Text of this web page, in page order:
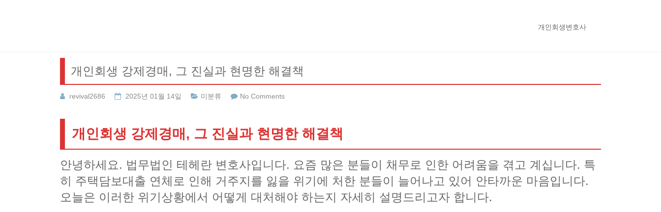
개인회생변호사
개인회생 강제경매, 그 진실과 현명한 해결책
revival2686 2025년 01월 14일 미분류 No Comments
개인회생 강제경매, 그 진실과 현명한 해결책
안녕하세요. 법무법인 테헤란 변호사입니다. 요즘 많은 분들이 채무로 인한 어려움을 겪고 계십니다. 특
히 주택담보대출 연체로 인해 거주지를 잃을 위기에 처한 분들이 늘어나고 있어 안타까운 마음입니다.
오늘은 이러한 위기상황에서 어떻게 대처해야 하는지 자세히 설명드리고자 합니다.